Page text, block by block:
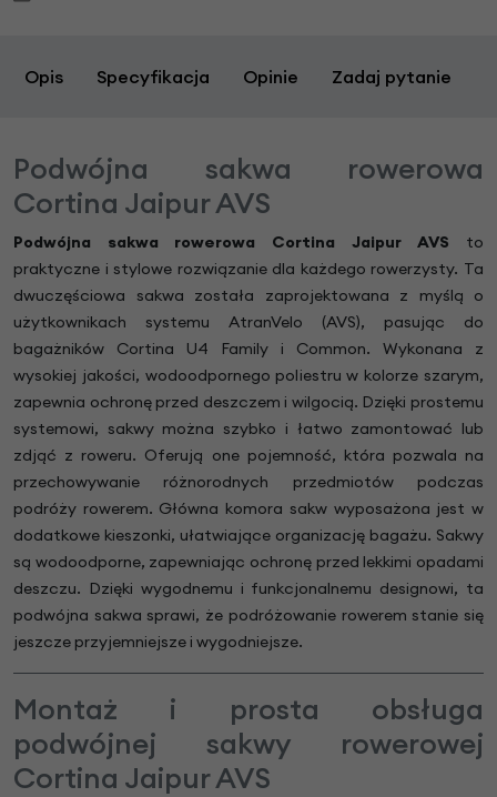
Opis Specyfikacja Opinie Zadaj pytanie
Podwójna sakwa rowerowa
Cortina Jaipur AVS
Podwójna sakwa rowerowa Cortina Jaipur AVS to
praktyczne i stylowe rozwiązanie dla każdego rowerzysty. Ta
dwuczęściowa sakwa została zaprojektowana z myślą o
użytkownikach systemu AtranVelo (AVS), pasując do
bagażników Cortina U4 Family i Common. Wykonana z
wysokiej jakości, wodoodpornego poliestru w kolorze szarym,
zapewnia ochronę przed deszczem i wilgocią. Dzięki prostemu
systemowi, sakwy można szybko i łatwo zamontować lub
zdjąć z roweru. Oferują one pojemność, która pozwala na
przechowywanie różnorodnych przedmiotów podczas
podróży rowerem. Główna komora sakw wyposażona jest w
dodatkowe kieszonki, ułatwiające organizację bagażu. Sakwy
są wodoodporne, zapewniając ochronę przed lekkimi opadami
deszczu. Dzięki wygodnemu i funkcjonalnemu designowi, ta
podwójna sakwa sprawi, że podróżowanie rowerem stanie się
jeszcze przyjemniejsze i wygodniejsze.
Montaż i prosta obsługa
podwójnej sakwy rowerowej
Cortina Jaipur AVS